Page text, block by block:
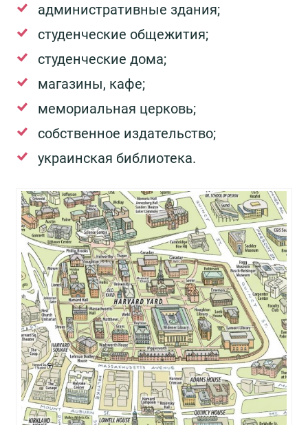
административные здания;
студенческие общежития;
студенческие дома;
магазины, кафе;
мемориальная церковь;
собственное издательство;
украинская библиотека.